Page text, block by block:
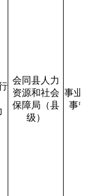
会同县人力
资源和社会
保障局（县
级）
事业
事